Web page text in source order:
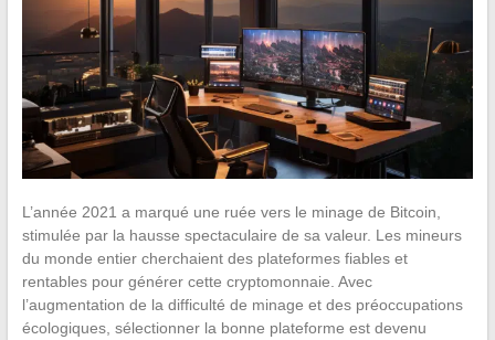
L’année 2021 a marqué une ruée vers le minage de Bitcoin,
stimulée par la hausse spectaculaire de sa valeur. Les mineurs
du monde entier cherchaient des plateformes fiables et
rentables pour générer cette cryptomonnaie. Avec
l’augmentation de la difficulté de minage et des préoccupations
écologiques, sélectionner la bonne plateforme est devenu